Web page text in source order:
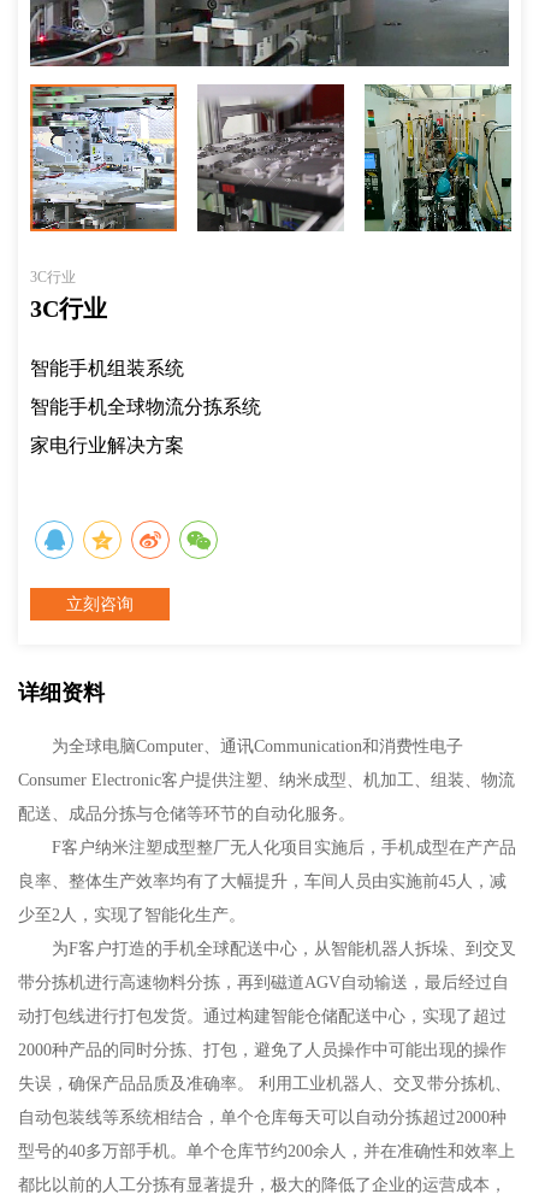
3C行业
3C行业
智能手机组装系统
智能手机全球物流分拣系统
家电行业解决方案
立刻咨询
详细资料
为全球电脑Computer、通讯Communication和消费性电子
Consumer Electronic客户提供注塑、纳米成型、机加工、组装、物流
配送、成品分拣与仓储等环节的自动化服务。
F客户纳米注塑成型整厂无人化项目实施后，手机成型在产产品
良率、整体生产效率均有了大幅提升，车间人员由实施前45人，减
少至2人，实现了智能化生产。
为F客户打造的手机全球配送中心，从智能机器人拆垛、到交叉
带分拣机进行高速物料分拣，再到磁道AGV自动输送，最后经过自
动打包线进行打包发货。通过构建智能仓储配送中心，实现了超过
2000种产品的同时分拣、打包，避免了人员操作中可能出现的操作
失误，确保产品品质及准确率。 利用工业机器人、交叉带分拣机、
自动包装线等系统相结合，单个仓库每天可以自动分拣超过2000种
型号的40多万部手机。单个仓库节约200余人，并在准确性和效率上
都比以前的人工分拣有显著提升，极大的降低了企业的运营成本，